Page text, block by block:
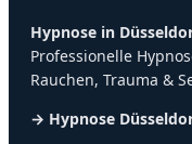
Hypnose in
Professionelle
Rauchen, Trauma &
→ Hypnose